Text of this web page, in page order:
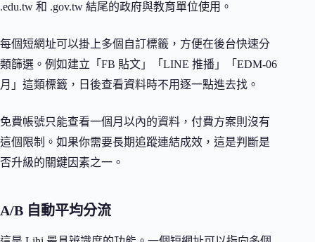
.edu.tw 和 .gov.tw 結尾的政府與教育單位使用。
每個短網址可以掛上多個自訂標籤，方便在後台快速分
類篩選。例如建立「FB 貼文」「LINE 推播」「EDM-06
月」這類標籤，日後查看資料時不用逐一點進去找。
免費帳號只能查看一個月以內的資料，付費方案則沒有
這個限制。如果你需要長期追蹤連結成效，這是判斷是
否升級的關鍵因素之一。
A/B 自動平均分流